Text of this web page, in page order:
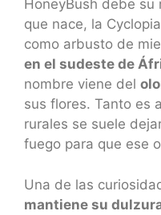
HoneyBush debe su
que nace, la
como arbusto de
en el sudeste de
nombre viene del
sus flores. Tanto es
rurales se suele
fuego para que ese
Una de las
mantiene su